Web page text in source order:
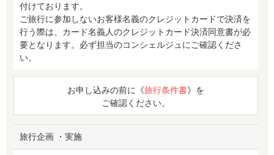
付けております。
ご旅行に参加しないお客様名義のクレジットカードで決済を
行う際は、カード名義人のクレジットカード決済同意書が必
要となります。必ず担当のコンシェルジュにご確認くださ
い。
お申し込みの前に《旅行条件書》を
ご確認ください。
旅行企画 ・実施